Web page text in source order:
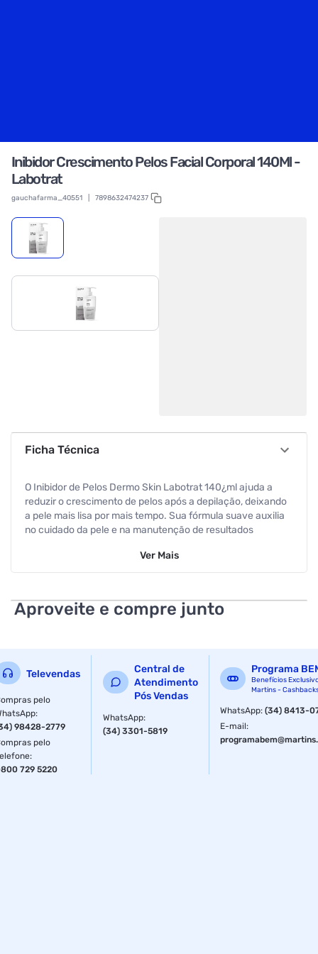
Inibidor Crescimento Pelos Facial Corporal 140Ml -
Labotrat
gauchafarma_40551 7898632474237
Ficha Técnica
O Inibidor de Pelos Dermo Skin Labotrat 140¿ml ajuda a
reduzir o crescimento de pelos após a depilação, deixando
a pele mais lisa por mais tempo. Sua fórmula suave auxilia
no cuidado da pele e na manutenção de resultados
Ver Mais
Aproveite e compre junto
Televendas
pelo
:
98428-2779
pelo
:
729 5220
Central de
Atendimento
Pós Vendas
WhatsApp:
(34) 3301-5819
Programa
Benefícios
Martins -
WhatsApp:(34) 8413-
E-mail: